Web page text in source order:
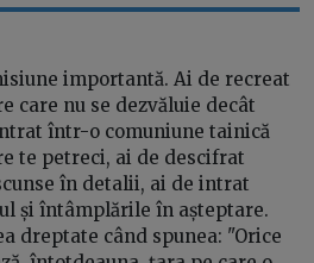
importantă. Ai de recreat
care nu se dezvăluie decât
într-o comuniune tainică
te petreci, ai de descifrat
în detalii, ai de intrat
și întâmplările în așteptare.
dreptate când spunea: "Orice